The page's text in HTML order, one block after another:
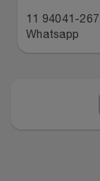
Relógios
Saúde E Bem-
Stanley Pmi
The Bar
11 94041-
Whatsapp